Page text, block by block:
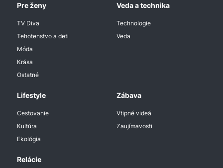
Pre ženy
TV Diva
Tehotenstvo a deti
Móda
Krása
Ostatné
Veda a technika
Technologie
Veda
Lifestyle
Cestovanie
Kultúra
Ekológia
Zábava
Vtipné videá
Zaujímavosti
Relácie